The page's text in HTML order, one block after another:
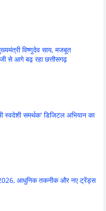
विष्णुदेव साय, मजबूत
से आगे बढ़ रहा छत्तीसगढ़
स्वदेशी समर्थक' डिजिटल अभियान का
2026, आधुनिक तकनीक और नए ट्रेंड्स